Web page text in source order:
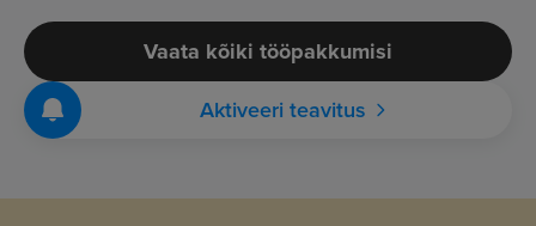
Vaata kõiki tööpakkumisi
Aktiveeri teavitus